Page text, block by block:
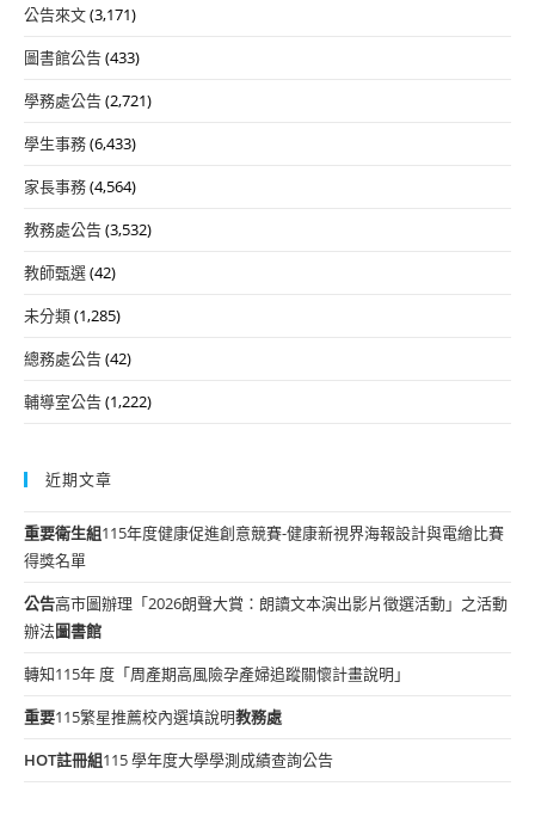
公告來文(3,171)
圖書館公告(433)
學務處公告(2,721)
學生事務(6,433)
家長事務(4,564)
教務處公告(3,532)
教師甄選(42)
未分類(1,285)
總務處公告(42)
輔導室公告(1,222)
近期文章
重要衛生組115年度健康促進創意競賽-健康新視界海報設計與電繪比賽
得獎名單
公告高市圖辦理「2026朗聲大賞：朗讀文本演出影片徵選活動」之活動
辦法圖書館
轉知115年 度「周產期高風險孕產婦追蹤關懷計畫說明」
重要115繁星推薦校內選填說明教務處
HOT註冊組115 學年度大學學測成績查詢公告